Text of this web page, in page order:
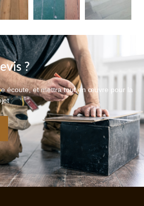
?
écoute, et mettra tout en œuvre pour la